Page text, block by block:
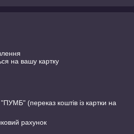
на вашу картку
(переказ коштів із картки на
рахунок